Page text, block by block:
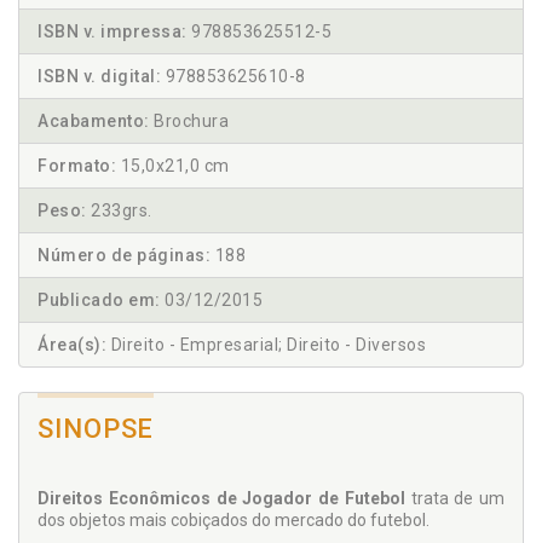
ISBN v. impressa: 978853625512-5
ISBN v. digital: 978853625610-8
Acabamento: Brochura
Formato: 15,0x21,0 cm
Peso: 233grs.
Número de páginas: 188
Publicado em: 03/12/2015
Área(s): Direito - Empresarial; Direito - Diversos
SINOPSE
Direitos Econômicos de Jogador de Futebol
trata de um
dos objetos mais cobiçados do mercado do futebol.